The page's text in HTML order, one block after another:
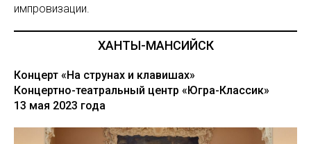
импровизации.
ХАНТЫ-МАНСИЙСК
Концерт «На струнах и клавишах»
Концертно-театральный центр «Югра-Классик»
13 мая 2023 года